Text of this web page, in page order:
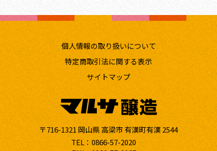
個人情報の取り扱いについて
特定商取引法に関する表示
サイトマップ
〒716-1321 岡山県 高梁市 有漢町有漢 2544
TEL：0866-57-2020